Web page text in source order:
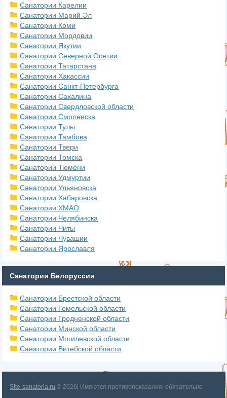
Санатории Карелии
Санатории Марий Эл
Санатории Коми
Санатории Мордовии
Санатории Якутии
Санатории Северной Осетии
Санатории Татарстана
Санатории Хакассии
Санатории Санкт-Петербурга
Санатории Сахалина
Санатории Свердловской области
Санатории Смоленска
Санатории Тулы
Санатории Тамбова
Санатории Твери
Санатории Томска
Санатории Тюмени
Санатории Удмуртии
Санатории Ульяновска
Санатории Хабаровска
Санатории ХМАО
Санатории Челябинска
Санатории Читы
Санатории Чувашии
Санатории Ярославля
Санатории Белоруссии
Санатории Брестской области
Санатории Гомельской области
Санатории Гродненской области
Санатории Минской области
Санатории Могилевской области
Санатории Витебской области
Site-sanatoria.ru © 2026| Имеются противопоказания, обязательно